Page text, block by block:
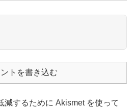
トを書き込む
減するために Akismet を使って